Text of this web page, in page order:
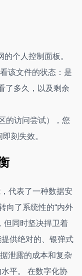
个人控制面板。
该文件的状态：是
了多久，以及剩余
的访问尝试），您
刻失效。
代表了一种数据安
向了系统性的“内外
但同时坚决捍卫着
供绝对的、银弹式
泄露的成本和复杂
平。 在数字化协